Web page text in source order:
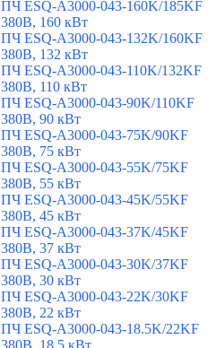
ПЧ ESQ-A3000-043-160K/185KF
380В, 160 кВт
ПЧ ESQ-A3000-043-132K/160KF
380В, 132 кВт
ПЧ ESQ-A3000-043-110K/132KF
380В, 110 кВт
ПЧ ESQ-A3000-043-90K/110KF
380В, 90 кВт
ПЧ ESQ-A3000-043-75K/90KF
380В, 75 кВт
ПЧ ESQ-A3000-043-55K/75KF
380В, 55 кВт
ПЧ ESQ-A3000-043-45K/55KF
380В, 45 кВт
ПЧ ESQ-A3000-043-37K/45KF
380В, 37 кВт
ПЧ ESQ-A3000-043-30K/37KF
380В, 30 кВт
ПЧ ESQ-A3000-043-22K/30KF
380В, 22 кВт
ПЧ ESQ-A3000-043-18.5K/22KF